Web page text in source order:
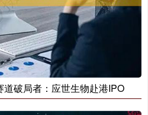
破局者：应世生物赴港IPO